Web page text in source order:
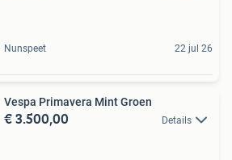
Nunspeet 22 jul 26
Vespa Primavera Mint Groen
€ 3.500,00 Details